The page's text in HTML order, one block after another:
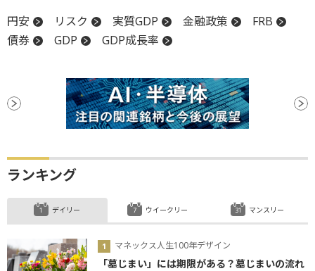
円安 リスク 実質GDP 金融政策
FRB
債券
GDP GDP成長率
ランキング
デイリー
マネックス人生100年デザイン
「墓じまい」には期限がある？墓じまいの流れ
ウイークリー マンスリー